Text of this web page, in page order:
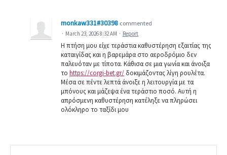
monkaw331#30398 commented
· March 23, 2026 8:32 AM · Report
Η πτήση μου είχε τεράστια καθυστέρηση εξαιτίας της
καταιγίδας και η βαρεμάρα στο αεροδρόμιο δεν
παλευόταν με τίποτα. Κάθισα σε μια γωνία και άνοιξα
το https://corgi-bet.gr/ δοκιμάζοντας λίγη ρουλέτα.
Μέσα σε πέντε λεπτά άνοιξε η λειτουργία με τα
μπόνους και μάζεψα ένα τεράστιο ποσό. Αυτή η
απρόσμενη καθυστέρηση κατέληξε να πληρώσει
ολόκληρο το ταξίδι μου